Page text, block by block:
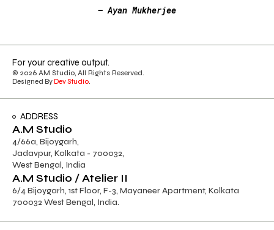
– Ayan Mukherjee
For your creative output.
© 2026 AM Studio, All Rights Reserved.
Designed By Dev Studio.
ADDRESS
A.M Studio
4/66a, Bijoygarh,
Jadavpur, Kolkata - 700032,
West Bengal, India
A.M Studio / Atelier II
6/4 Bijoygarh, 1st Floor, F-3, Mayaneer Apartment, Kolkata
700032 West Bengal, India.